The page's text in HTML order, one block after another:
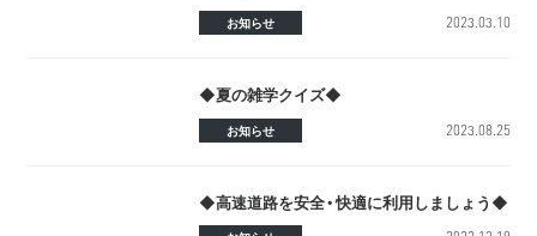
お知らせ 2023.03.10
◆夏の雑学クイズ◆
お知らせ 2023.08.25
◆高速道路を安全・快適に利用しましょう◆